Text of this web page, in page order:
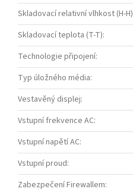
Skladovací relativní vlhkost (H-H)
Skladovací teplota (T-T):
Technologie připojení:
Typ úložného média:
Vestavěný displej:
Vstupní frekvence AC:
Vstupní napětí AC:
Vstupní proud:
Zabezpečení Firewallem: